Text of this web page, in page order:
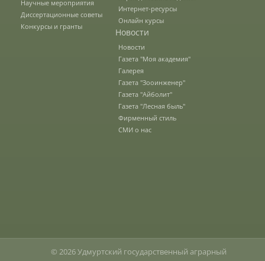
Зарубежные стипендиальные
Попечительский совет
Кадры в АПК
Научные мероприятия
Диссертационные советы
Конкурсы и гранты
Интернет-ресурсы
Онлайн курсы
Новости
Новости
Газета "Моя академия"
Галерея
Газета "Зооинженер"
Газета "Айболит"
Газета "Лесная быль"
Фирменный стиль
СМИ о нас
© 2026 Удмуртский государственный аграрный